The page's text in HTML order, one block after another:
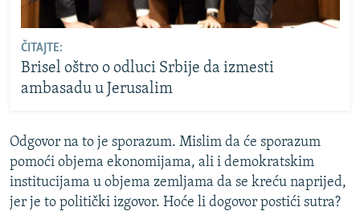
ČITAJTE:
Brisel oštro o odluci Srbije da izmesti
ambasadu u Jerusalim
Odgovor na to je sporazum. Mislim da će sporazum
pomoći objema ekonomijama, ali i demokratskim
institucijama u objema zemljama da se kreću naprijed,
jer je to politički izgovor. Hoće li dogovor postići sutra?